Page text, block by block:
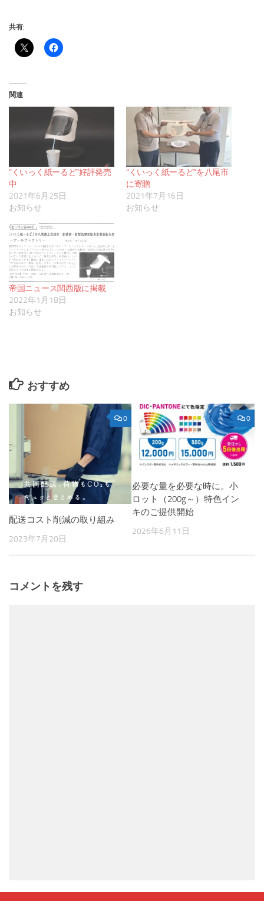
共有:
関連
“くいっく紙ーるど”好評発売
中
2021年6月25日
お知らせ
“くいっく紙ーるど”を八尾市
に寄贈
2021年7月16日
お知らせ
帝国ニュース関西版に掲載
2022年1月18日
お知らせ
おすすめ
0
配送コスト削減の取り組み
2023年7月20日
0
必要な量を必要な時に。小
ロット（200g～）特色イン
キのご提供開始
2026年6月11日
コメントを残す